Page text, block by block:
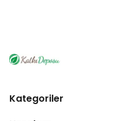
Kategoriler